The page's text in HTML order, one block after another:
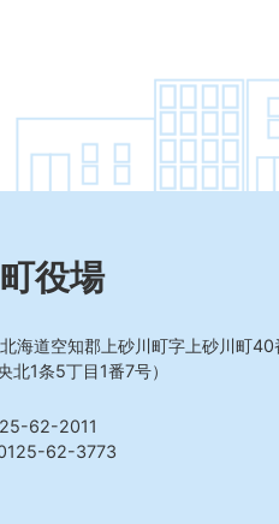
役場
北海道空知郡上砂川町字上砂川町40
北1条5丁目1番7号）
62-2011
62-3773